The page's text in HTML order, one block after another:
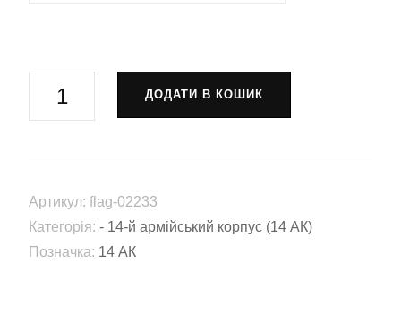
штандарт
й
корпус
(14
АК)
ДОДАТИ В КОШИК
Артикул: flag-02233
Категорія: - 14-й армійський корпус (14 АК)
Позначка: 14 АК